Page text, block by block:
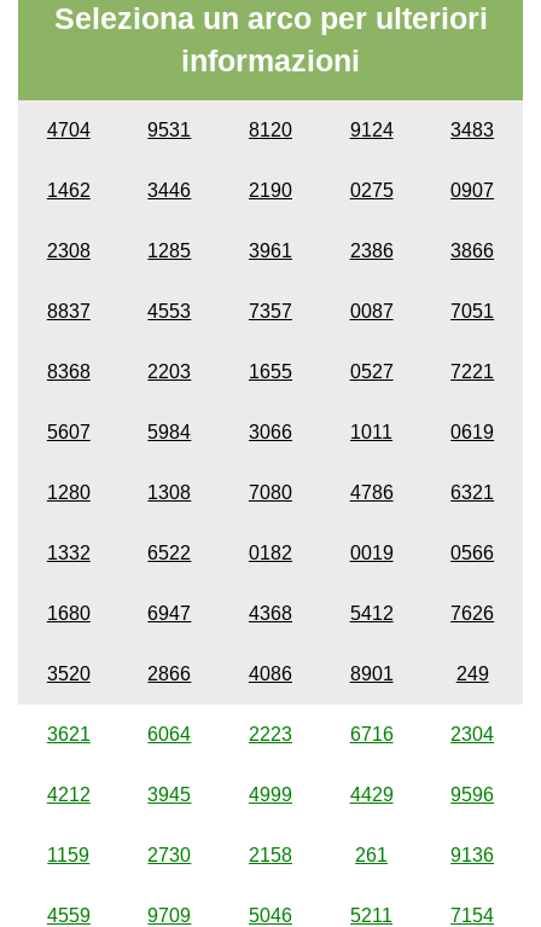
Seleziona un arco per ulteriori
informazioni
4704 9531 8120 9124 3483
1462 3446 2190 0275 0907
2308 1285 3961 2386 3866
8837 4553 7357 0087 7051
8368 2203 1655 0527 7221
5607 5984 3066 1011 0619
1280 1308 7080 4786 6321
1332 6522 0182 0019 0566
1680 6947 4368 5412 7626
3520 2866 4086 8901 249
3621 6064 2223 6716 2304
4212 3945 4999 4429 9596
1159 2730 2158 261 9136
4559 9709 5046 5211 7154